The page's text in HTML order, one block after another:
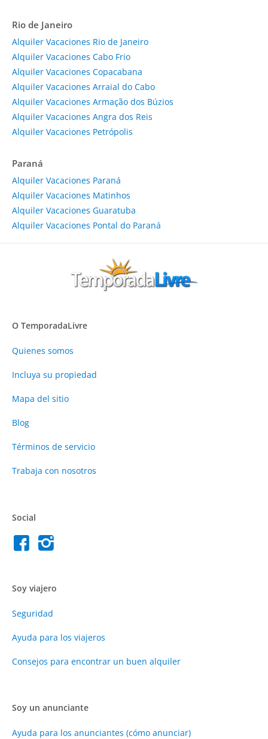
Rio de Janeiro
Alquiler Vacaciones Rio de Janeiro
Alquiler Vacaciones Cabo Frio
Alquiler Vacaciones Copacabana
Alquiler Vacaciones Arraial do Cabo
Alquiler Vacaciones Armação dos Búzios
Alquiler Vacaciones Angra dos Reis
Alquiler Vacaciones Petrópolis
Paraná
Alquiler Vacaciones Paraná
Alquiler Vacaciones Matinhos
Alquiler Vacaciones Guaratuba
Alquiler Vacaciones Pontal do Paraná
O TemporadaLivre
Quienes somos
Incluya su propiedad
Mapa del sitio
Blog
Términos de servicio
Trabaja con nosotros
Social
Soy viajero
Seguridad
Ayuda para los viajeros
Consejos para encontrar un buen alquiler
Soy un anunciante
Ayuda para los anunciantes (cómo anunciar)